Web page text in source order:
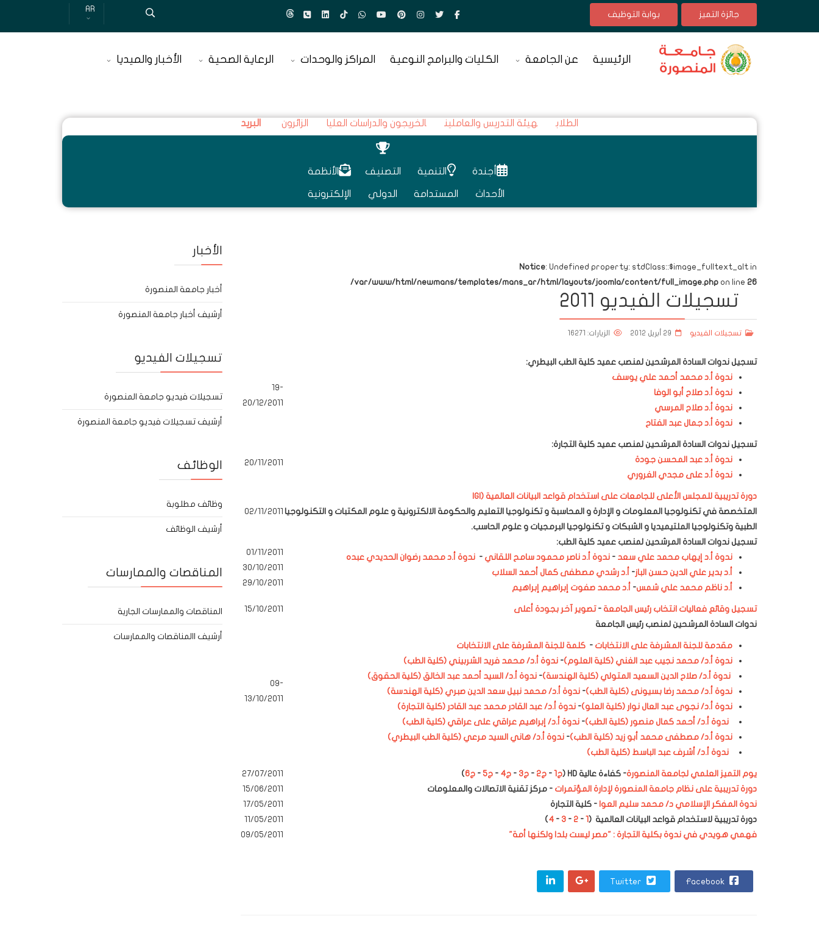
جائزة التميز بوابة التوظيف
AR
الرئيسية عن الجامعة الكليات والبرامج النوعية المراكز والوحدات الرعاية الصحية الأخبار والميديا
الطلاب هيئة التدريس والعاملين الخريجون والدراسات العليا الزائرون البريد
أجندة
الأحداث
التنمية
المستدامة
التصنيف
الدولي
الأنظمة
الإلكترونية
Notice: Undefined property: stdClass::$image_fulltext_alt in
/var/www/html/newmans/templates/mans_ar/html/layouts/joomla/content/full_image.php on line 26
تسجيلات الفيديو 2011
تسجيلات الفيديو 29 أبريل 2012 الزيارات: 16271
تسجيل ندوات السادة المرشحين لمنصب عميد كلية الطب البيطري:
ندوة أ.د محمد أحمد علي يوسف
ندوة أ.د صلاح أبو الوفا
ندوة أ.د صلاح المرسي
ندوة أ.د جمال عبد الفتاح
19-
20/12/2011
تسجيل ندوات السادة المرشحين لمنصب عميد كلية التجارة:
ندوة أ.د عبد المحسن جودة
ندوة أ.د على مجدي الغروري
20/11/2011
دورة تدريبية للمجلس الأعلى للجامعات على استخدام قواعد البيانات العالمية (IGI
المتخصصة في تكنولوجيا المعلومات و الإدارة و المحاسبة و تكنولوجيا التعليم والحكومة الالكترونية و علوم المكتبات و التكنولوجيا
الطبية وتكنولوجيا الملتيميديا و الشبكات و تكنولوجيا البرمجيات و علوم الحاسب.
02/11/2011
تسجيل ندوات السادة المرشحين لمنصب عميد كلية الطب:
ندوة أ.د إيهاب محمد علي سعد - ندوة أ.د ناصر محمود سامح اللقاني - ندوة أ.د محمد رضوان الحديدي عبده
أ.د بدير علي الدين حسن الباز- أ.د رشدي مصطفى كمال أحمد السلاب
أ.د ناظم محمد علي شمس- أ.د محمد صفوت إبراهيم إبراهيم
01/11/2011
30/10/2011
29/10/2011
تسجيل وقائع فعاليات انتخاب رئيس الجامعة -تصوير آخر بجودة أعلى
15/10/2011
ندوات السادة المرشحين لمنصب رئيس الجامعة
مقدمة للجنة المشرفة على الانتخابات - كلمة للجنة المشرفة على الانتخابات
ندوة أ.د/ محمد نجيب عبد الغني (كلية العلوم)- ندوة أ.د/ محمد فريد الشربيني (كلية الطب)
ندوة أ.د/ صلاح الدين السعيد المتولي (كلية الهندسة)- ندوة أ.د/ السيد أحمد عبد الخالق (كلية الحقوق)
ندوة أ.د/ محمد رضا بسيونى (كلية الطب)- ندوة أ.د/ محمد نبيل سعد الدين صبري (كلية الهندسة)
ندوة أ.د/ نجوى عبد العال نوار (كلية العلو)- ندوة أ.د/ عبد القادر محمد عبد القادر (كلية التجارة)
ندوة أ.د/ أحمد كمال منصور (كلية الطب)- ندوة أ.د/ إبراهيم عراقي على عراقي (كلية الطب)
ندوة أ.د/ مصطفى محمد أبو زيد (كلية الطب)- ندوة أ.د/ هاني السيد مرعي (كلية الطب البيطري)
ندوة أ.د/ أشرف عبد الباسط (كلية الطب)
09-
13/10/2011
يوم التميز العلمي لجامعة المنصورة- كفاءة عالية HD
(ج1 - ج2 - ج3 - ج4 - ج5 - ج6 )
27/07/2011
دورة تدريبية على نظام جامعة المنصورة لإدارة المؤتمرات - مركز تقنية الاتصالات والمعلومات
15/06/2011
ندوة المفكر الإسلامي د/ محمد سليم العوا - كلية التجارة
17/05/2011
دورة تدريبية لاستخدام قواعد البيانات العالمية (1
-
2
-
3
-
4
)
11/05/2011
فهمي هويدي في ندوة بكلية التجارة : "مصر ليست بلدا ولكنها أمة"
09/05/2011
الأخبار
أخبار جامعة المنصورة
أرشيف أخبار جامعة المنصورة
تسجيلات الفيديو
تسجيلات فيديو جامعة المنصورة
أرشيف تسجيلات فيديو جامعة المنصورة
الوظائف
وظائف مطلوبة
أرشيف الوظائف
المناقصات والممارسات
المناقصات والممارسات الجارية
أرشيف االمناقصات والممارسات